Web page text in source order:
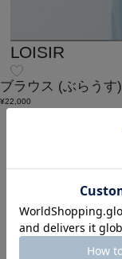
LOISIR
ブラウス (ぶらうす)
¥22,000